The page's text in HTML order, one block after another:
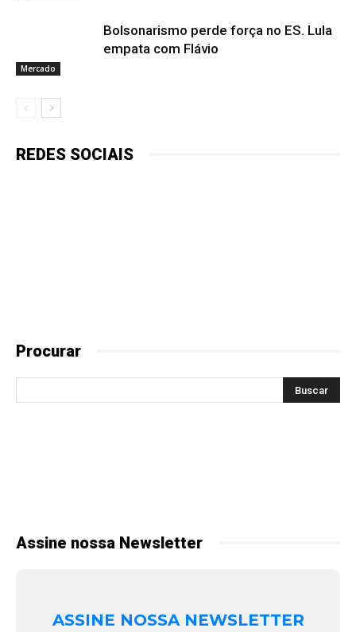
Mercado
Bolsonarismo perde força no ES. Lula
empata com Flávio
REDES SOCIAIS
Procurar
Assine nossa Newsletter
ASSINE NOSSA NEWSLETTER